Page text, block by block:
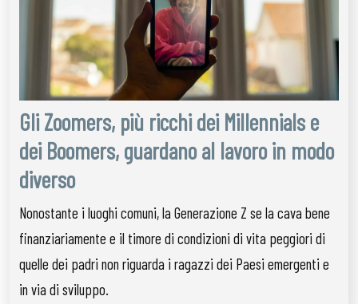
Gli Zoomers, più ricchi dei Millennials e
dei Boomers, guardano al lavoro in modo
diverso
Nonostante i luoghi comuni, la Generazione Z se la cava bene
finanziariamente e il timore di condizioni di vita peggiori di
quelle dei padri non riguarda i ragazzi dei Paesi emergenti e
in via di sviluppo.